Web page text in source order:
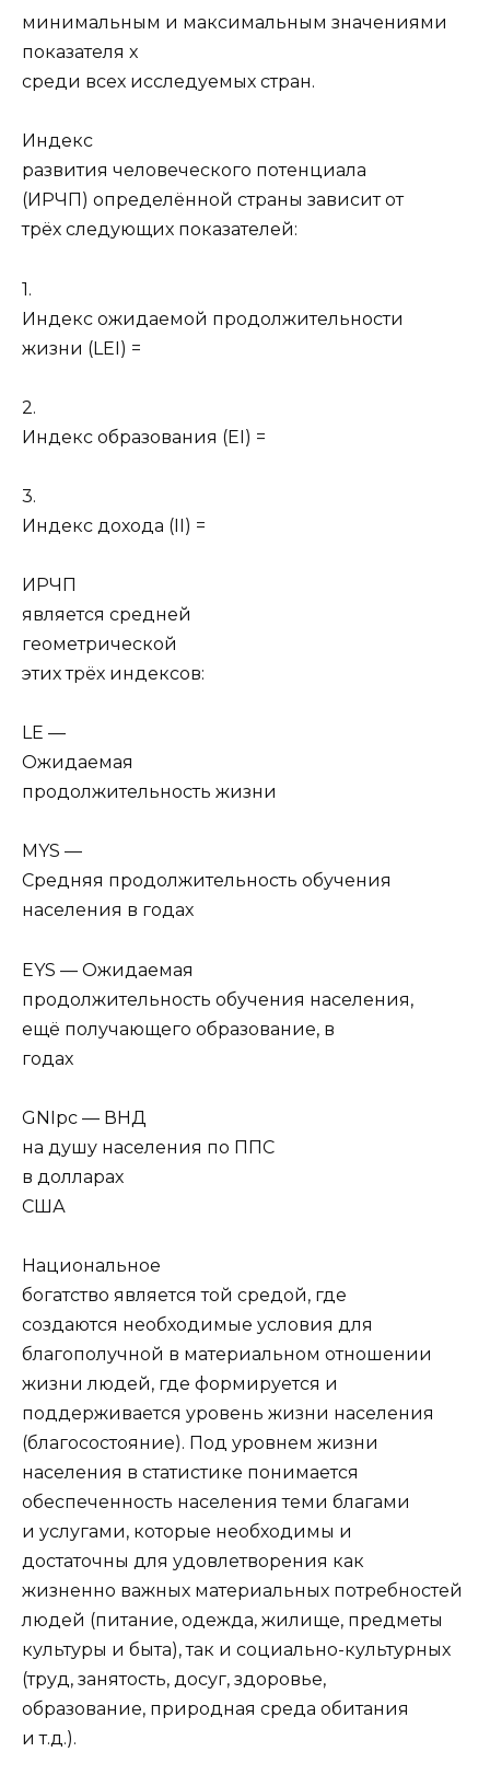
минимальным и максимальным значениями
показателя x
среди всех исследуемых стран.
Индекс
развития человеческого потенциала
(ИРЧП) определённой страны зависит от
трёх следующих показателей:
1.
Индекс ожидаемой продолжительности
жизни (LEI) =
2.
Индекс образования (EI) =
3.
Индекс дохода (II) =
ИРЧП
является средней
геометрической
этих трёх индексов:
LE —
Ожидаемая
продолжительность жизни
MYS —
Средняя продолжительность обучения
населения в годах
EYS — Ожидаемая
продолжительность обучения населения,
ещё получающего образование, в
годах
GNIpc — ВНД
на душу населения по ППС
в долларах
США
Национальное
богатство является той средой, где
создаются необходимые условия для
благополучной в материальном отношении
жизни людей, где формируется и
поддерживается уровень жизни населения
(благосостояние). Под уровнем жизни
населения в статистике понимается
обеспеченность населения теми благами
и услугами, которые необходимы и
достаточны для удовлетворения как
жизненно важных материальных потребностей
людей (питание, одежда, жилище, предметы
культуры и быта), так и социально-культурных
(труд, занятость, досуг, здоровье,
образование, природная среда обитания
и т.д.).